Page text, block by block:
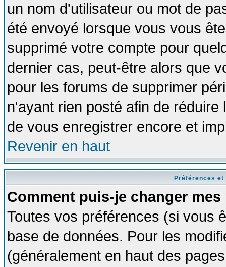
un nom d'utilisateur ou mot de
été envoyé lorsque vous vous
supprimé votre compte pour
dernier cas, peut-être alors que
pour les forums de supprimer
n'ayant rien posté afin de
de vous enregistrer encore et
Revenir en haut
Préférences
Comment puis-je changer mes
Toutes vos préférences (si vous
base de données. Pour les
(généralement en haut des